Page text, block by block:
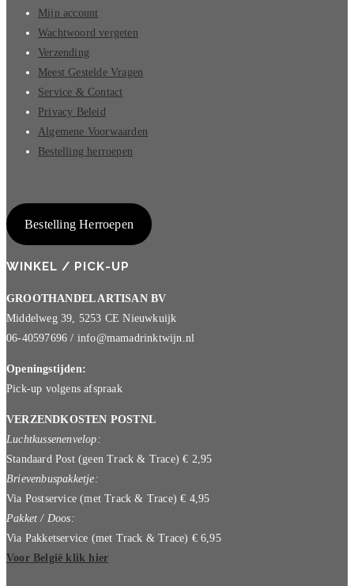
Mijn account
Wachtwoord vergeten
Verzending
Meest Gestelde Vragen
Service & Contact
Privacy Beleid
Algemene Voorwaarden
Bestelling herroepen
Bestelling Herroepen
WINKEL / PICK-UP
GROOTHANDEL ARTISAN BV
Middelweg 39, 5253 CE Nieuwkuijk
06-40597696 / info@mamadrinktwijn.nl
Openingstijden:
Pick-up volgens afspraak
VERZENDKOSTEN POSTNL
Luchtkussenenvelop:
Standaard Post (geen Track & Trace) € 2,95
Brievenbuspakketje:
Via Postservice (met Track & Trace) € 4,95
Pakket / Doos:
Via Pakketservice (met Track & Trace) € 6,95
Voor België klik hier